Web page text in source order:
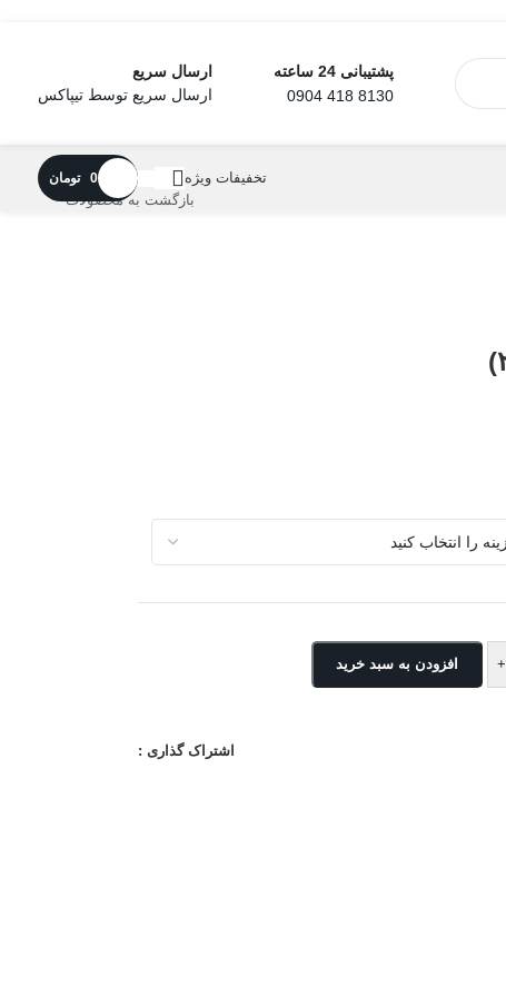
پشتیبانی 24 ساعته
8130 418 0904
ارسال سریع
ارسال سریع توسط تیپاکس
تخفیفات ویژه 0 تومان
بازگشت به محصولات
+ افزودن به سبد خرید
اشتراک گذاری :